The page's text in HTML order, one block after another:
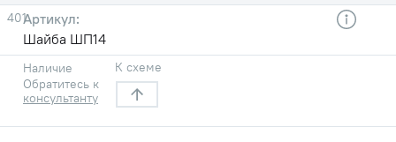
401
Шайба ШП14
Наличие
Обратитесь к
консультанту
К схеме